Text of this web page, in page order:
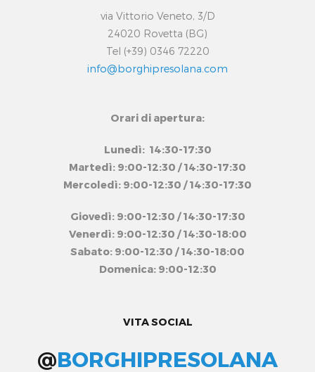
via Vittorio Veneto, 3/D
24020 Rovetta (BG)
Tel (+39) 0346 72220
info@borghipresolana.com
Orari di apertura:
Lunedì: 14:30-17:30
Martedì: 9:00-12:30 / 14:30-17:30
Mercoledì: 9:00-12:30 / 14:30-17:30
Giovedì: 9:00-12:30 / 14:30-17:30
Venerdì: 9:00-12:30 / 14:30-18:00
Sabato: 9:00-12:30 / 14:30-18:00
Domenica: 9:00-12:30
VITA SOCIAL
@BORGHIPRESOLANA